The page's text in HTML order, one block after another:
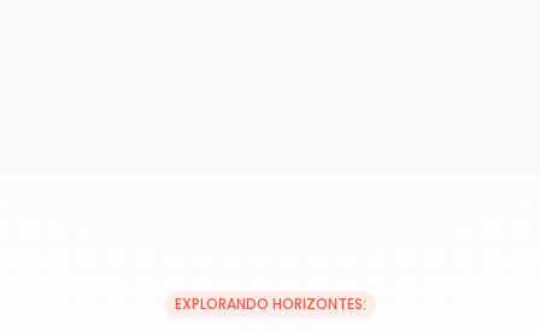
EXPLORANDO HORIZONTES: